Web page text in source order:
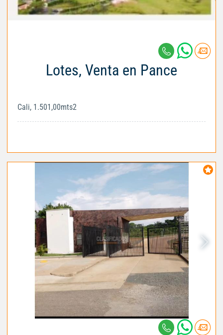
Lotes, Venta en Pance
Cali, 1.501,00mts2